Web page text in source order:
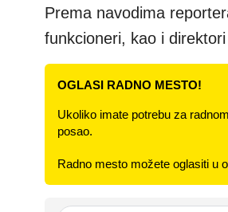
Prema navodima
funkcioneri, kao i
OGLASI RADNO MESTO!
Ukoliko imate potrebu za
posao.
Radno mesto možete oglasiti u